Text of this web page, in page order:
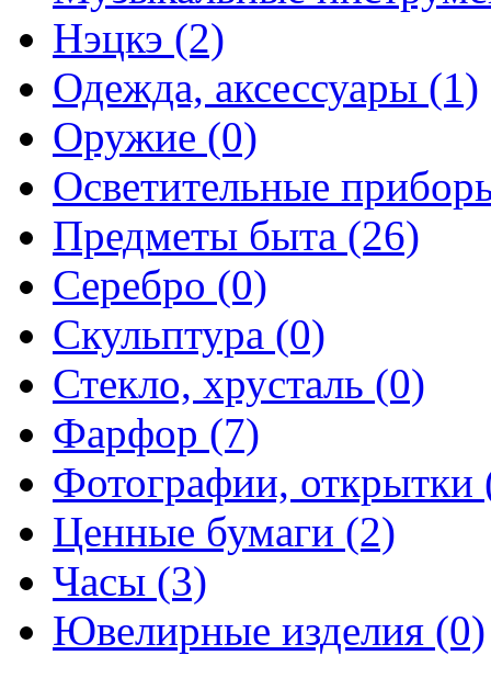
Нэцкэ (2)
Одежда, аксессуары (1)
Оружие (0)
Осветительные
Предметы быта (26)
Серебро (0)
Скульптура (0)
Стекло, хрусталь (0)
Фарфор (7)
Фотографии, открытки
Ценные бумаги (2)
Часы (3)
Ювелирные изделия (0)